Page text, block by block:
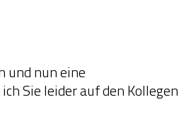
und nun eine
Sie leider auf den Kollegen